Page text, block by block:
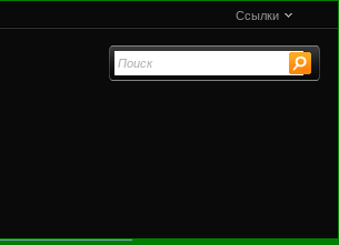
Ссылки